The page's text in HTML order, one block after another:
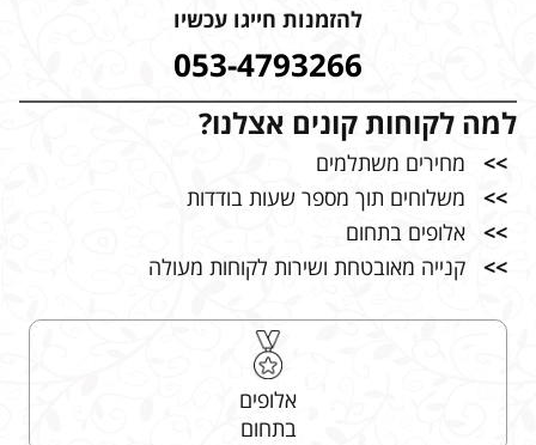
להזמנות חייגו עכשיו
053-4793266
למה לקוחות קונים אצלנו?
>>
מחירים משתלמים
>>
משלוחים תוך מספר שעות בודדות
>>
אלופים בתחום
>>
קנייה מאובטחת ושירות לקוחות מעולה
אלופים
בתחום